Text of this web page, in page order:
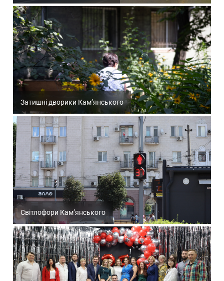
Затишні дворики Кам’янського
Світлофори Кам’янського